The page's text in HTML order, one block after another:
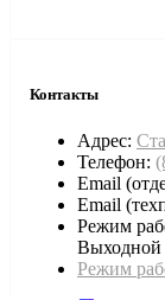
Контакты
Адрес:
Телефон:
Email
Email
Режим
Выходной
Режим